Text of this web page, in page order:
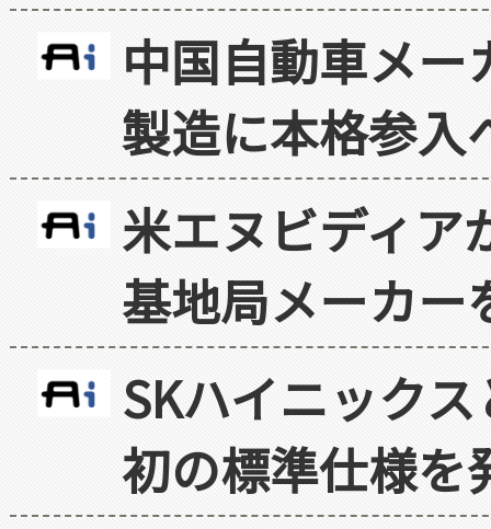
中国自動車メ
製造に本格参入
米エヌビディア
基地局メーカー
SKハイニック
初の標準仕様を